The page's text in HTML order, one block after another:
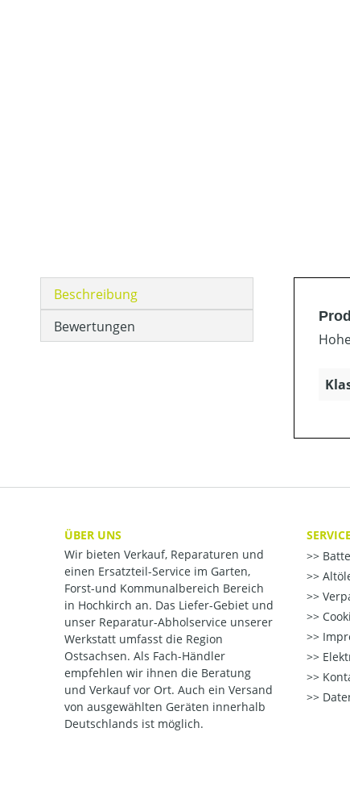
Beschreibung
Bewertungen
ÜBER UNS
Wir bieten Verkauf, Reparaturen und
einen Ersatzteil-Service im Garten,
Forst-und Kommunalbereich Bereich
in Hochkirch an. Das Liefer-Gebiet und
unser Reparatur-Abholservice unserer
Werkstatt umfasst die Region
Ostsachsen. Als Fach-Händler
empfehlen wir ihnen die Beratung
und Verkauf vor Ort. Auch ein Versand
von ausgewählten Geräten innerhalb
Deutschlands ist möglich.
SERVICE